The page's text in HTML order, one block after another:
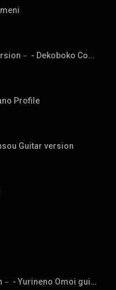
凸凹コンビ －わちゃわちゃ version－ - Dekoboko Combi Wachawacha version
Profile
Guitar version
百合根の想い －guitar version－ - Yurineno Omoi guitar version